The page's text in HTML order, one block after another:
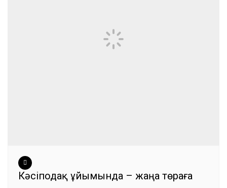
Кәсіподақ ұйымында – жаңа төраға